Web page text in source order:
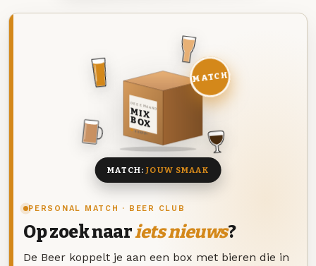
PERSONAL MATCH · BEER CLUB
Op zoek naariets nieuws?
De Beer koppelt je aan een box met bieren die in
DEZE MAAND
MIX
BOX
8 BIEREN
MATCH
MATCH:JOUW SMAAK